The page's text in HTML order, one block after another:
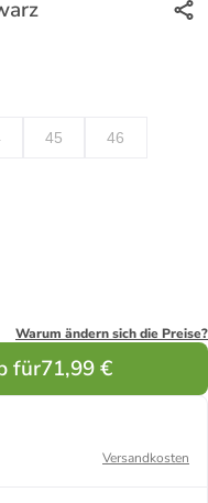
45 46
Warum ändern sich die Preise?
für71,99 €
Versandkosten